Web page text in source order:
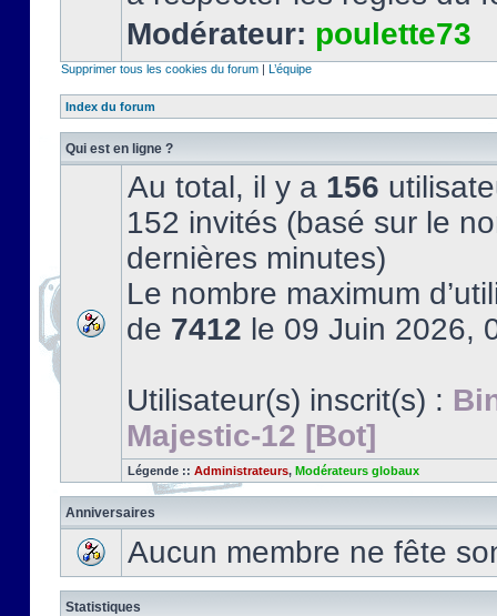
Modérateur: poulette73
Supprimer tous les cookies du forum | L’équipe
Index du forum
Qui est en ligne ?
Au total, il y a 156
152 invités (basé sur le
dernières minutes)
Le nombre maximum
de 7412 le 09 Juin 2026,
Utilisateur(s) inscrit(s) :
Majestic-12 [Bot]
Légende :: Administrateurs, Modérateurs globaux
Anniversaires
Aucun membre ne fête
Statistiques